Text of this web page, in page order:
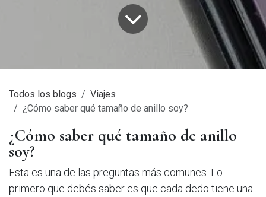
Todos los blogs
Viajes
¿Cómo saber qué tamaño de anillo soy?
¿Cómo saber qué tamaño de anillo
soy?
Esta es una de las preguntas más comunes. Lo
primero que debés saber es que cada dedo tiene una